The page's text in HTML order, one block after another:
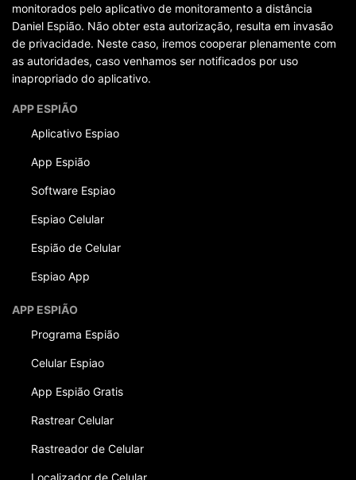
monitorados pelo aplicativo de monitoramento a distância
Daniel Espião. Não obter esta autorização, resulta em invasão
de privacidade. Neste caso, iremos cooperar plenamente com
as autoridades, caso venhamos ser notificados por uso
inapropriado do aplicativo.
APP ESPIÃO
Aplicativo Espiao
App Espião
Software Espiao
Espiao Celular
Espião de Celular
Espiao App
APP ESPIÃO
Programa Espião
Celular Espiao
App Espião Gratis
Rastrear Celular
Rastreador de Celular
Localizador de Celular